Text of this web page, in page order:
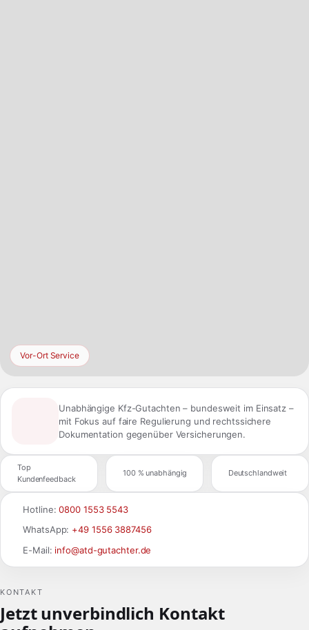
KONTAKT
Jetzt unverbindlich Kontakt
Vor-Ort Service
Unabhängige Kfz-Gutachten – bundesweit im Einsatz –
mit Fokus auf faire Regulierung und rechtssichere
Dokumentation gegenüber Versicherungen.
Top
Kundenfeedback
100 % unabhängig Deutschlandweit
Hotline:0800 1553 5543
WhatsApp: +49 1556 3887456
E-Mail: info@atd-gutachter.de